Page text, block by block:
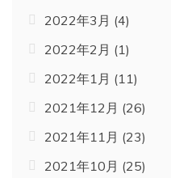
2022年3月 (4)
2022年2月 (1)
2022年1月 (11)
2021年12月 (26)
2021年11月 (23)
2021年10月 (25)